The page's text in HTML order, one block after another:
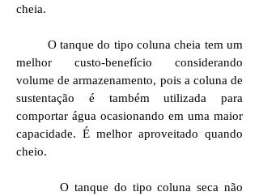
cheia.
O tanque do tipo coluna cheia tem um
melhor custo-benefício considerando
volume de armazenamento, pois a coluna de
sustentação é também utilizada para
comportar água ocasionando em uma maior
capacidade. É melhor aproveitado quando
cheio.
O tanque do tipo coluna seca não